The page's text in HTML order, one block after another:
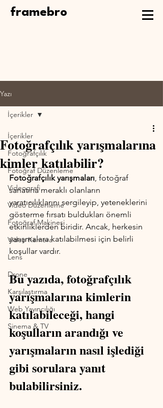
framebro
Yazı
İçerikler
Fotoğrafçılık
Fotoğraf Düzenleme
Videografi
Video Düzenleme
Fotoğraf Makinesi
Video Kamera
Lens
Drone
Karşılaştırma
Web Yayıncılığı
Sinema & TV
İçerikler
Fotoğrafçılık yarışmalarına
kimler katılabilir?
Fotoğrafçılık yarışmaları, fotoğraf
sanatına meraklı olanların
yaratıcılıklarını sergileyip, yeteneklerini
gösterme fırsatı buldukları önemli
etkinliklerden biridir. Ancak, herkesin
yarışmalara katılabilmesi için belirli
koşullar vardır.
Bu yazıda, fotoğrafçılık
yarışmalarına kimlerin
katılabileceği, hangi
koşulların arandığı ve
yarışmaların nasıl işlediği
gibi sorulara yanıt
bulabilirsiniz.